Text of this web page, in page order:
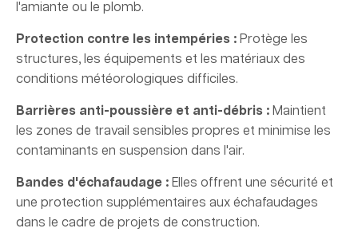
l'amiante ou le plomb.
Protection contre les intempéries : Protège les
structures, les équipements et les matériaux des
conditions météorologiques difficiles.
Barrières anti-poussière et anti-débris : Maintient
les zones de travail sensibles propres et minimise les
contaminants en suspension dans l'air.
Bandes d'échafaudage : Elles offrent une sécurité et
une protection supplémentaires aux échafaudages
dans le cadre de projets de construction.